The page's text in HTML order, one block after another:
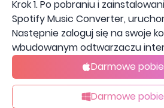
Krok 1. Po pobraniu i
Spotify Music Converter,
Następnie zaloguj się na swoje
wbudowanym odtwarzaczu
Darmowe
Darmowe